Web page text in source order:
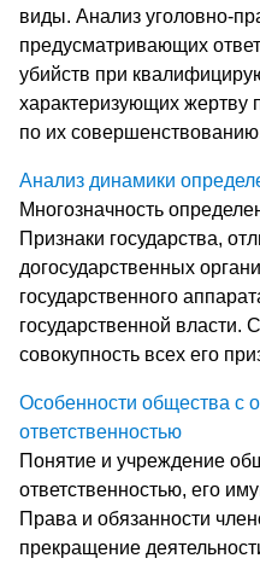
виды. Анализ уголовно-
предусматривающих
убийств при
характеризующих жертву
по их
Анализ динамики
Многозначность
Признаки государства,
догосударственных
государственного
государственной власти.
совокупность всех его
Особенности общества с
ответственностью
Понятие и учреждение
ответственностью, его
Права и обязанности
прекращение